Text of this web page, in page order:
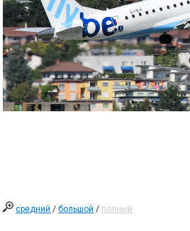
средний /большой / полный